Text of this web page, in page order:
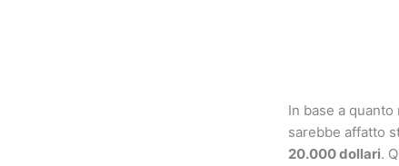
In base a
sarebbe affatto
20.000 dollari.